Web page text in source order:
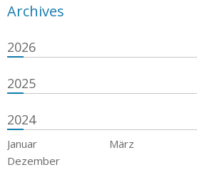
Archives
2026
2025
2024
Januar März
Dezember